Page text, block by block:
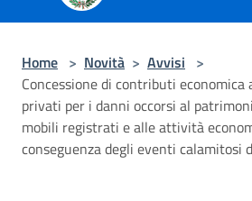
Home > Novità > Avvisi >
Concessione di contributi economica
privati per i danni occorsi al
mobili registrati e alle attività
conseguenza degli eventi calamitosi